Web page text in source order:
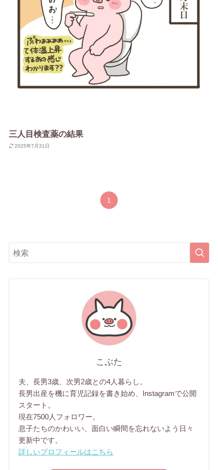
三人目検査薬の結果
2025年7月31日
1
こぶた
夫、長男3歳、次男2歳との4人暮らし。
長男出産を機に育児記録を書き始め、Instagramで公開
スタート。
現在7500人フォロワー。
息子たちのかわいい、面白い瞬間を忘れないよう日々
更新中です。
詳しいプロフィールはこちら